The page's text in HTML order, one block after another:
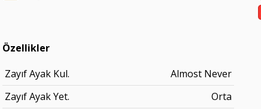
Özellikler
Zayıf Ayak Kul.
Almost Never
Zayıf Ayak Yet.
Orta